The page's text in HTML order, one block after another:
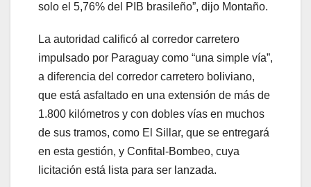
solo el 5,76% del PIB brasileño”, dijo Montaño.
La autoridad calificó al corredor carretero
impulsado por Paraguay como “una simple vía”,
a diferencia del corredor carretero boliviano,
que está asfaltado en una extensión de más de
1.800 kilómetros y con dobles vías en muchos
de sus tramos, como El Sillar, que se entregará
en esta gestión, y Confital-Bombeo, cuya
licitación está lista para ser lanzada.